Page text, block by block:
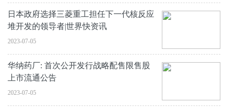
日本政府选择三菱重工担任下一代核反应
堆开发的领导者|世界快资讯
2023-07-05
华纳药厂: 首次公开发行战略配售限售股
上市流通公告
2023-07-05